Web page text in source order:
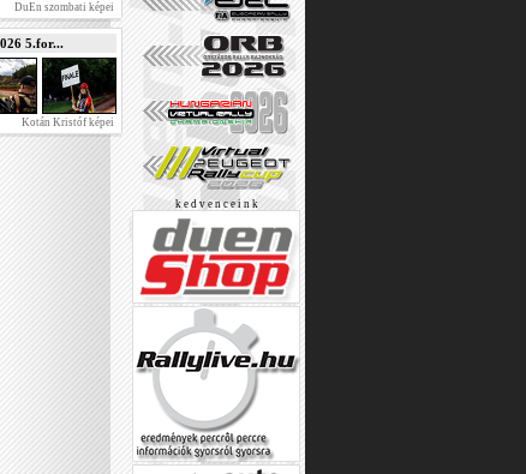
DuEn szombati képei
5.for...
Kotán Kristóf képei
k e d v e n c e i n k